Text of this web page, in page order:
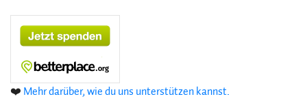
❤️ Mehr darüber, wie du uns unterstützen kannst.